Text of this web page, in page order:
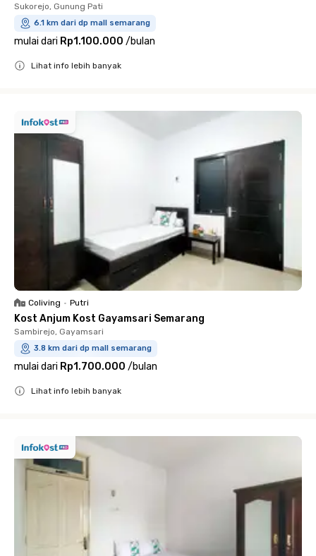
Sukorejo, Gunung Pati
6.1 km dari dp mall semarang
mulai dari Rp1.100.000 /bulan
Lihat info lebih banyak
Coliving • Putri
Kost Anjum Kost Gayamsari Semarang
Sambirejo, Gayamsari
3.8 km dari dp mall semarang
mulai dari Rp1.700.000 /bulan
Lihat info lebih banyak